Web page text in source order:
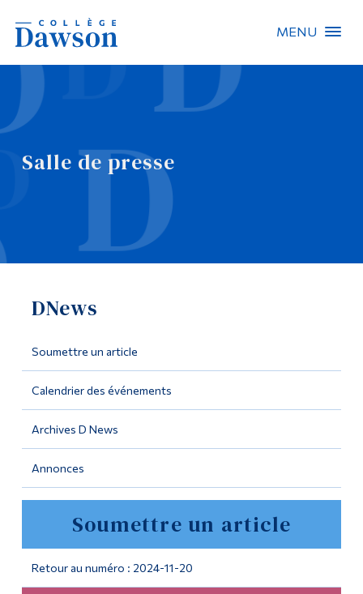
MENU
Salle de presse
DNews
Soumettre un article
Calendrier des événements
Archives D News
Annonces
Soumettre un article
Retour au numéro : 2024-11-20
Recherche sur le site
Recherche de personnes
EN
Omnivox
Outils
Programmes
Formation continue
Admissions